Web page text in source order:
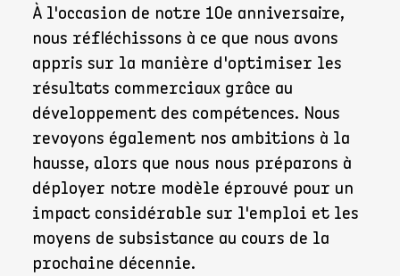
À l'occasion de notre 10e anniversaire,
nous réfléchissons à ce que nous avons
appris sur la manière d'optimiser les
résultats commerciaux grâce au
développement des compétences. Nous
revoyons également nos ambitions à la
hausse, alors que nous nous préparons à
déployer notre modèle éprouvé pour un
impact considérable sur l'emploi et les
moyens de subsistance au cours de la
prochaine décennie.